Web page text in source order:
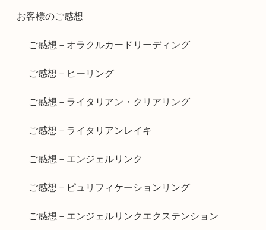
お客様のご感想
ご感想－オラクルカードリーディング
ご感想－ヒーリング
ご感想－ライタリアン・クリアリング
ご感想－ライタリアンレイキ
ご感想－エンジェルリンク
ご感想－ピュリフィケーションリング
ご感想－エンジェルリンクエクステンション